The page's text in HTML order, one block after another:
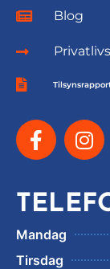
Blog
Mandag
Tirsdag